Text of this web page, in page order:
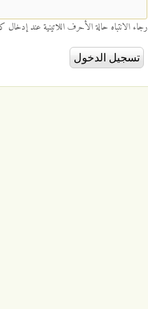
رجاء الانتباه حالة الأحرف اللاتينية عند إدخال